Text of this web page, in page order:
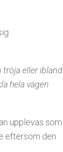
tröja eller ibland
hela vägen
upplevas som
eftersom den